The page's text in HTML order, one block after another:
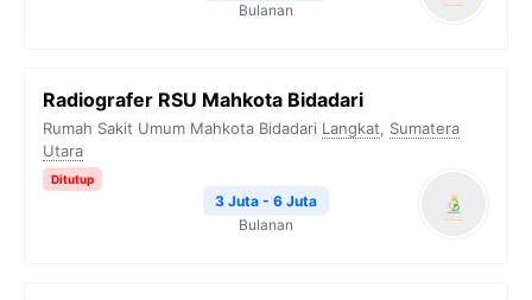
Bulanan
Radiografer RSU Mahkota Bidadari
Rumah Sakit Umum Mahkota Bidadari Langkat, Sumatera
Utara
Ditutup
3 Juta - 6 Juta
Bulanan